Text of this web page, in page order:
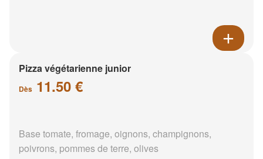
Pizza végétarienne junior
Dès 11.50 €
Base tomate, fromage, oignons, champignons,
poivrons, pommes de terre, olives